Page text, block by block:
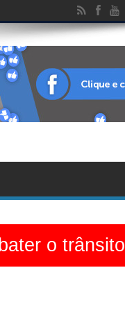
o trânsito